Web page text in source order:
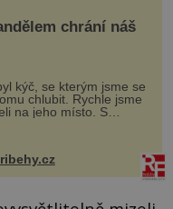
chrání náš
kýč, se kterým jsme se
chlubit. Rychle jsme
na jeho místo. S
jsme si pořídili
domek na severu
si naplánova...